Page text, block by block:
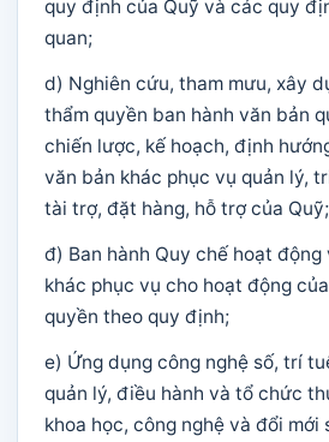
quy định của Quỹ và các quy
quan;
d) Nghiên cứu, tham mưu, xây
thẩm quyền ban hành văn bản
chiến lược, kế hoạch, định
văn bản khác phục vụ quản lý,
tài trợ, đặt hàng, hỗ trợ của Quỹ;
đ) Ban hành Quy chế hoạt
khác phục vụ cho hoạt động
quyền theo quy định;
e) Ứng dụng công nghệ số, trí
quản lý, điều hành và tổ chức
khoa học, công nghệ và đổi mới